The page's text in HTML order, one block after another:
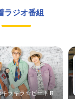
ラジオ番組
ラキラ☆ビートＲ